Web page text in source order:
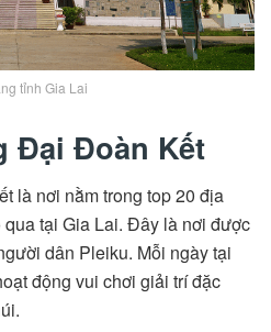
tỉnh Gia Lai
Đại Đoàn Kết
là nơi nằm trong top 20 địa
tại Gia Lai. Đây là nơi được
dân Pleiku. Mỗi ngày tại
động vui chơi giải trí đặc